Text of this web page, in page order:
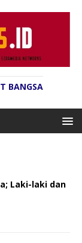
BANGSA
Laki-laki dan